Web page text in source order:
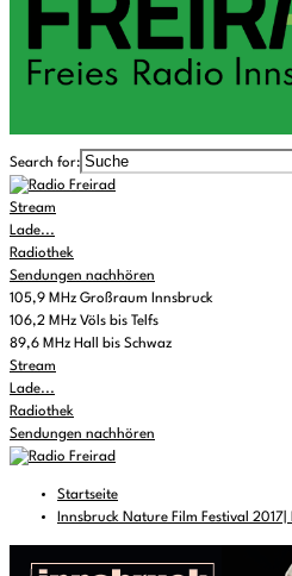
Search for:
Stream
Lade...
Radiothek
Sendungen nachhören
105,9 MHz Großraum Innsbruck
106,2 MHz Völs bis Telfs
89,6 MHz Hall bis Schwaz
Stream
Lade...
Radiothek
Sendungen nachhören
Startseite
Innsbruck Nature Film Festival 2017|